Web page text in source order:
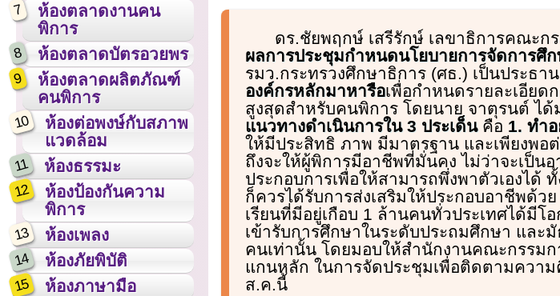
7
ห้องตลาดงานคน
พิการ
8 ห้องตลาดบัตรอวยพร
9
ห้องตลาดผลิตภัณฑ์
คนพิการ
10
ห้องต่อพงษ์กับสภาพ
แวดล้อม
11 ห้องธรรมะ
12
ห้องป้องกันความ
พิการ
13 ห้องเพลง
14 ห้องภัยพิบัติ
15 ห้องภาษามือ
ดร.ชัยพฤกษ์ เสรีรักษ์ เลขาธิการคณะก
ผลการประชุมกำหนดนโยบายการจัดการศึ
รมว.กระทรวงศึกษาธิการ (ศธ.) เป็นประธาน
องค์กรหลักมาหารือเพื่อกำหนดรายละเอียด
สูงสุดสำหรับคนพิการ โดยนาย จาตุรนต์ ไ
แนวทางดำเนินการใน 3 ประเด็นคือ 1. ทำอ
ให้มีประสิทธิ ภาพ มีมาตรฐาน และเพียงพอ
ถึงจะให้ผู้พิการมีอาชีพที่มั่นคง ไม่ว่าจะเป็น
ประกอบการเพื่อให้สามารถพึ่งพาตัวเองได้
ก็ควรได้รับการส่งเสริมให้ประกอบอาชีพด้ว
เรียนที่มีอยู่เกือบ 1 ล้านคนทั่วประเทศได้มี
เข้ารับการศึกษาในระดับประถมศึกษา แล
คนเท่านั้น โดยมอบให้สำนักงานคณะกรรม
แกนหลัก ในการจัดประชุมเพื่อติดตามความ
ส.ค.นี้